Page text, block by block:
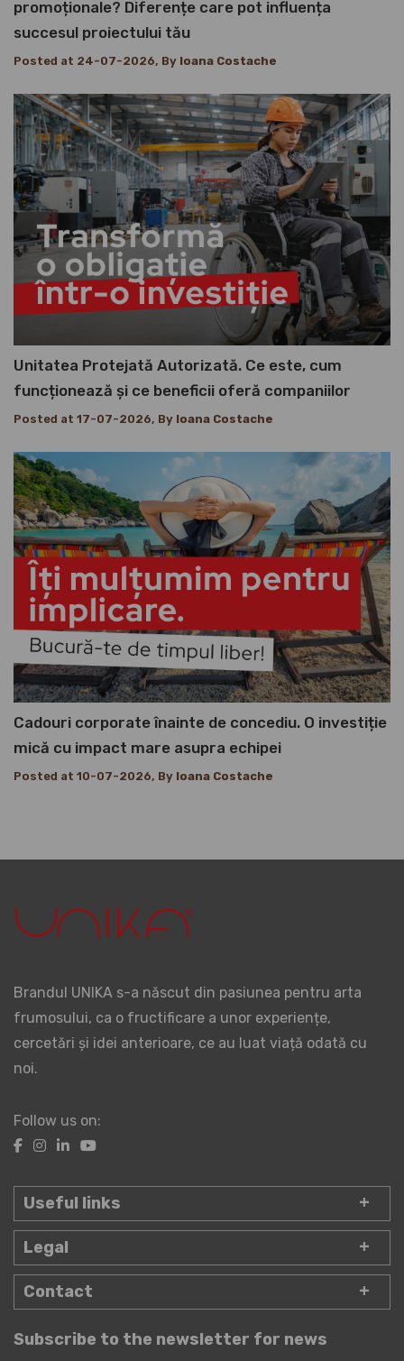
promoționale? Diferențe care pot influența
succesul proiectului tău
Posted at 24-07-2026, By Ioana Costache
Unitatea Protejată Autorizată. Ce este, cum
funcționează și ce beneficii oferă companiilor
Posted at 17-07-2026, By Ioana Costache
Cadouri corporate înainte de concediu. O investiție
mică cu impact mare asupra echipei
Posted at 10-07-2026, By Ioana Costache
Brandul UNIKA s-a născut din pasiunea pentru arta
frumosului, ca o fructificare a unor experiențe,
cercetări și idei anterioare, ce au luat viață odată cu
noi.
Follow us on:
Useful links
Legal
Contact
Subscribe to the newsletter for news